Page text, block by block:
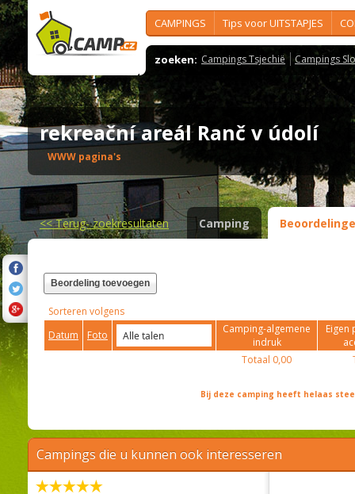
CAMPINGS Tips voor UITSTAPJES
zoeken: Campings Tsjechië Campings
rekreační areál Ranč v údolí
WWW pagina's
<<Terug- zoekresultaten Camping
Beordeling toevoegen
Sorteren volgens
Datum
Foto
Camping-algemene
indruk
Eigen
Totaal 0,00
Bij deze camping heeft helaas
Campings die u kunnen ook interesseren